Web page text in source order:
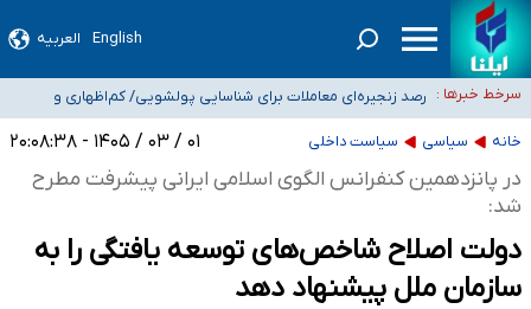
English العربیه
سرخط خبرها :
شیب آسیب‌های اجتماعی در کشور افزایشی است
رصد زنجیره‌ای معاملات برای شناسایی پولشویی/ کم‌اظهاری و
«حسین آقایاری» تراستی ابربدهکار کیست؟/ غارت پول نفت کشور با
پاسپورت ایرانی- افغانستانی
آسیب‌های جنگ، صدور گواهینامه موتورسواری زنان را به تأخیر انداخت
درخواست جلسه نمایندگان با رئیس‌جمهور برای تصمیم‌گیری درباره حذف شرکت‌های
پیمانکاری/ مصوبه دولت انتظار مجلس و نیروهای شرکتی را تأمین نکرد
خانه سیاسی سیاست داخلی ۰۱ / ۰۳ / ۱۴۰۵ - ۲۰:۰۸:۳۸
در پانزدهمین کنفرانس الگوی اسلامی ایرانی پیشرفت مطرح
شد:
دولت اصلاح شاخص‌های توسعه یافتگی را به
سازمان ملل پیشنهاد دهد